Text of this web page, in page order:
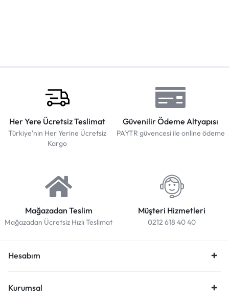
Her Yere Ücretsiz Teslimat
Türkiye'nin Her Yerine Ücretsiz
Kargo
Güvenilir Ödeme Altyapısı
PAYTR güvencesi ile online ödeme
Mağazadan Teslim
Mağazadan Ücretsiz Hızlı Teslimat
Müşteri Hizmetleri
0212 618 40 40
Hesabım
Kurumsal